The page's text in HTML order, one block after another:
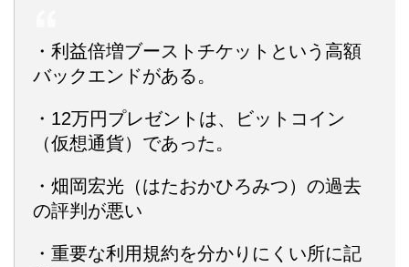
・利益倍増ブーストチケットという高額
バックエンドがある。
・12万円プレゼントは、ビットコイン
（仮想通貨）であった。
・畑岡宏光（はたおかひろみつ）の過去
の評判が悪い
・重要な利用規約を分かりにくい所に記